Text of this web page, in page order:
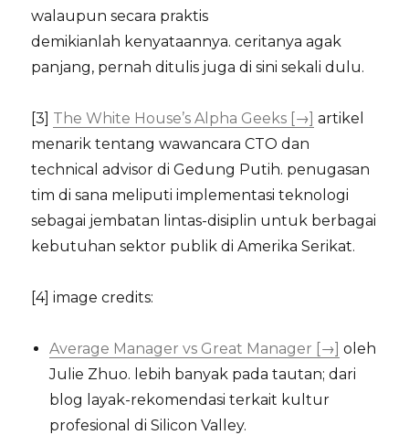
walaupun secara praktis
demikianlah kenyataannya. ceritanya agak
panjang, pernah ditulis juga di sini sekali dulu.
[3] The White House’s Alpha Geeks [→] artikel
menarik tentang wawancara CTO dan
technical advisor di Gedung Putih. penugasan
tim di sana meliputi implementasi teknologi
sebagai jembatan lintas-disiplin untuk berbagai
kebutuhan sektor publik di Amerika Serikat.
[4] image credits:
Average Manager vs Great Manager [→] oleh
Julie Zhuo. lebih banyak pada tautan; dari
blog layak-rekomendasi terkait kultur
profesional di Silicon Valley.